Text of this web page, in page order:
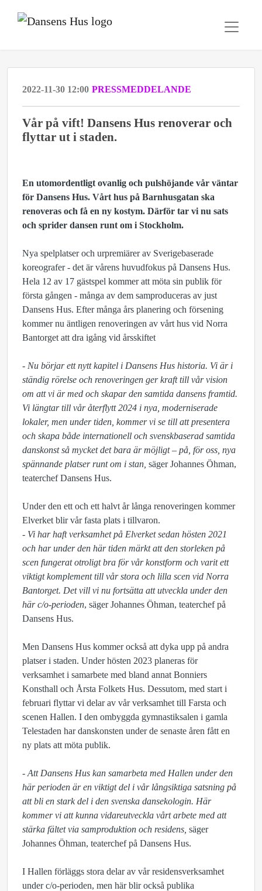
2022-11-30 12:00 PRESSMEDDELANDE
Vår på vift! Dansens Hus renoverar och
flyttar ut i staden.
En utomordentligt ovanlig och pulshöjande vår väntar
för Dansens Hus. Vårt hus på Barnhusgatan ska
renoveras och få en ny kostym. Därför tar vi nu sats
och sprider dansen runt om i Stockholm.
Nya spelplatser och urpremiärer av Sverigebaserade
koreografer - det är vårens huvudfokus på Dansens Hus.
Hela 12 av 17 gästspel kommer att möta sin publik för
första gången - många av dem samproduceras av just
Dansens Hus. Efter många års planering och försening
kommer nu äntligen renoveringen av vårt hus vid Norra
Bantorget att dra igång vid årsskiftet
- Nu börjar ett nytt kapitel i Dansens Hus historia. Vi är i
ständig rörelse och renoveringen ger kraft till vår vision
om att vi är med och skapar den samtida dansens framtid.
Vi längtar till vår återflytt 2024 i nya, moderniserade
lokaler, men under tiden, kommer vi se till att presentera
och skapa både internationell och svenskbaserad samtida
danskonst så mycket det bara är möjligt – på, för oss, nya
spännande platser runt om i stan, säger Johannes Öhman,
teaterchef Dansens Hus.
Under den ett och ett halvt år långa renoveringen kommer
Elverket blir vår fasta plats i tillvaron.
- Vi har haft verksamhet på Elverket sedan hösten 2021
och har under den här tiden märkt att den storleken på
scen fungerat otroligt bra för vår konstform och varit ett
viktigt komplement till vår stora och lilla scen vid Norra
Bantorget. Det vill vi nu fortsätta att utveckla under den
här c/o-perioden, säger Johannes Öhman, teaterchef på
Dansens Hus.
Men Dansens Hus kommer också att dyka upp på andra
platser i staden. Under hösten 2023 planeras för
verksamhet i samarbete med bland annat Bonniers
Konsthall och Årsta Folkets Hus. Dessutom, med start i
februari flyttar vi delar av vår verksamhet till Farsta och
scenen Hallen. I den ombyggda gymnastiksalen i gamla
Telestaden har danskonsten under de senaste åren fått en
ny plats att möta publik.
- Att Dansens Hus kan samarbeta med Hallen under den
här perioden är en viktigt del i vår långsiktiga satsning på
att bli en stark del i den svenska dansekologin. Här
kommer vi att kunna vidareutveckla vårt arbete med att
stärka fältet via samproduktion och residens, säger
Johannes Öhman, teaterchef på Dansens Hus.
I Hallen förläggs stora delar av vår residensverksamhet
under c/o-perioden, men här blir också publika